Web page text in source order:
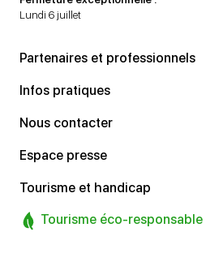
Lundi 6 juillet
Partenaires et professionnels
Infos pratiques
Nous contacter
Espace presse
Tourisme et handicap
Tourisme éco-responsable